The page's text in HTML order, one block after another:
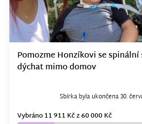
Pomozme Honzíkovi se
dýchat mimo domov
Sbírka byla ukončena 30.
Vybráno 11 911 Kč z 60 000 Kč